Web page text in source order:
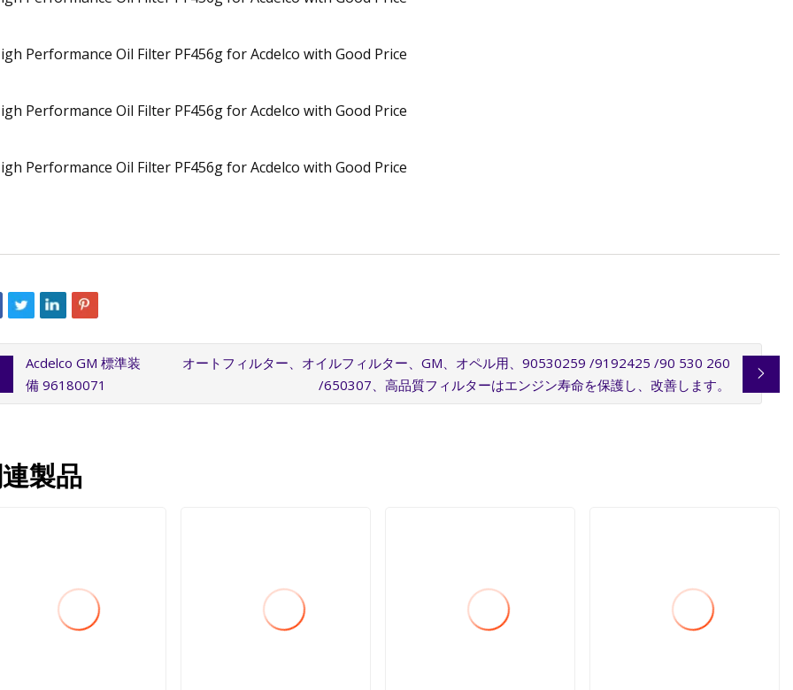
Acdelco GM 標準装
備 96180071
オートフィルター、オイルフィルター、GM、オペル用、90530259 /9192425 /90 530 260
/650307、高品質フィルターはエンジン寿命を保護し、改善します。
製品